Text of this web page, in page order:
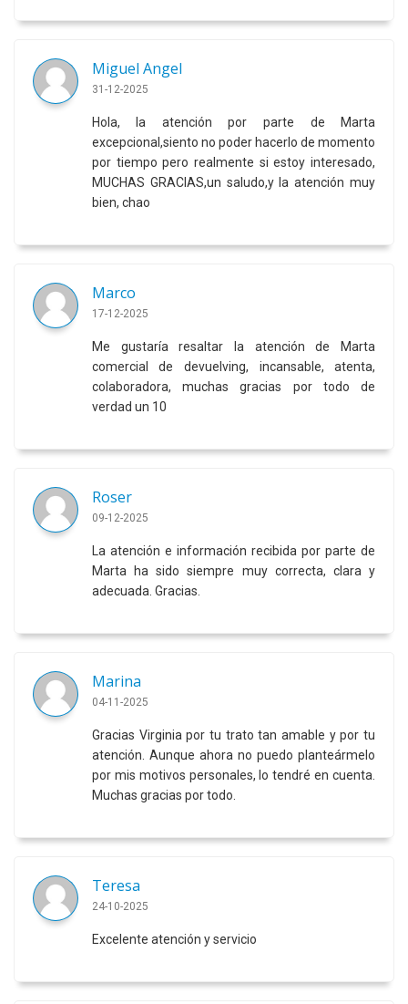
Miguel Angel
31-12-2025
Hola, la atención por parte de Marta
excepcional,siento no poder hacerlo de momento
por tiempo pero realmente si estoy interesado,
MUCHAS GRACIAS,un saludo,y la atención muy
bien, chao
Marco
17-12-2025
Me gustaría resaltar la atención de Marta
comercial de devuelving, incansable, atenta,
colaboradora, muchas gracias por todo de
verdad un 10
Roser
09-12-2025
La atención e información recibida por parte de
Marta ha sido siempre muy correcta, clara y
adecuada. Gracias.
Marina
04-11-2025
Gracias Virginia por tu trato tan amable y por tu
atención. Aunque ahora no puedo planteármelo
por mis motivos personales, lo tendré en cuenta.
Muchas gracias por todo.
Teresa
24-10-2025
Excelente atención y servicio